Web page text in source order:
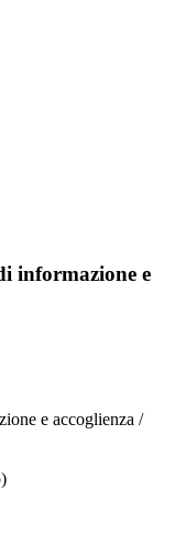
informazione e
e accoglienza /